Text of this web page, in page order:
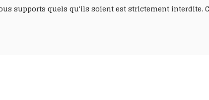
supports quels qu'ils soient est strictement interdite.